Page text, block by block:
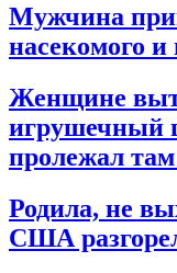
Мужчина
насекомого и
Женщине
игрушечный
пролежал там
Родила, не
США